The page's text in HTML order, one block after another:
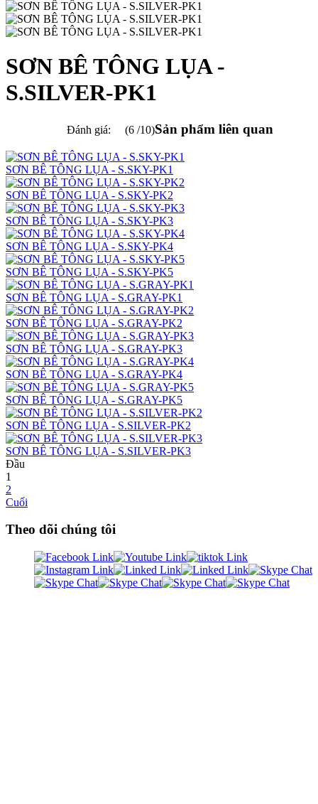
SƠN BÊ TÔNG LỤA -
S.SILVER-PK1
Đánh giá: (6 /10)Sản phẩm liên quan
SƠN BÊ TÔNG LỤA - S.SKY-PK1
SƠN BÊ TÔNG LỤA - S.SKY-PK2
SƠN BÊ TÔNG LỤA - S.SKY-PK3
SƠN BÊ TÔNG LỤA - S.SKY-PK4
SƠN BÊ TÔNG LỤA - S.SKY-PK5
SƠN BÊ TÔNG LỤA - S.GRAY-PK1
SƠN BÊ TÔNG LỤA - S.GRAY-PK2
SƠN BÊ TÔNG LỤA - S.GRAY-PK3
SƠN BÊ TÔNG LỤA - S.GRAY-PK4
SƠN BÊ TÔNG LỤA - S.GRAY-PK5
SƠN BÊ TÔNG LỤA - S.SILVER-PK2
SƠN BÊ TÔNG LỤA - S.SILVER-PK3
Đầu
1
2
Cuối
Theo dõi chúng tôi